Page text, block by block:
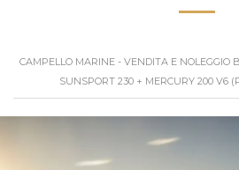
CAMPELLO MARINE - VENDITA E NOLEGGIO
SUNSPORT 230 + MERCURY 200 V6